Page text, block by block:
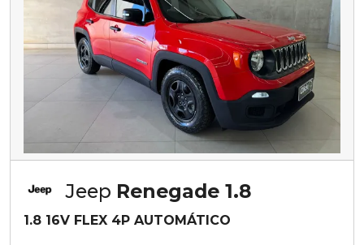
Jeep Renegade 1.8
1.8 16V FLEX 4P AUTOMÁTICO